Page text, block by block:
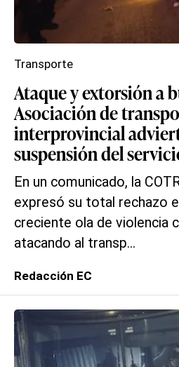
Ataque y extorsión a
Asociación de
interprovincial
suspensión del
En un comunicado, la
expresó su total rechazo
creciente ola de violencia
atacando al transp...
Transporte
Redacción EC